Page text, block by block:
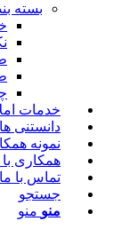
بسته
خدمات
دانستنی ها
نمونه
همکاری با
تماس با ما
جستجو
منو منو